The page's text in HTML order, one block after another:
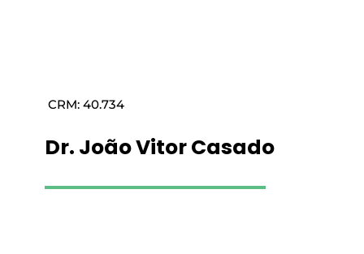
CRM: 40.734
Dr. João Vitor Casado